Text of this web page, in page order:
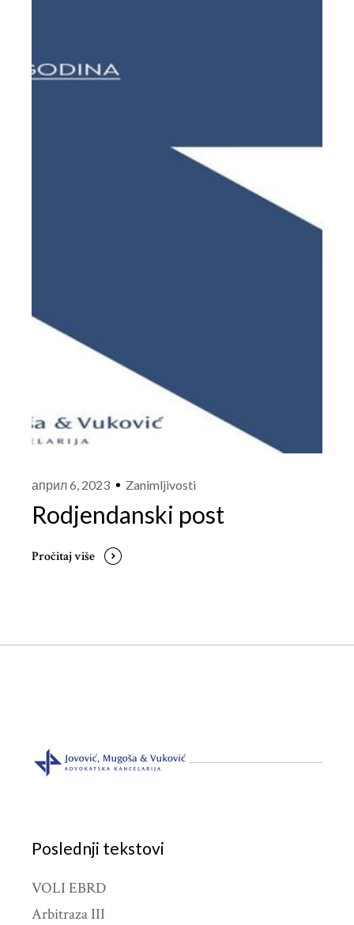
април 6, 2023 Zanimljivosti
Rodjendanski post
Pročitaj više
Poslednji tekstovi
VOLI EBRD
Arbitraza III